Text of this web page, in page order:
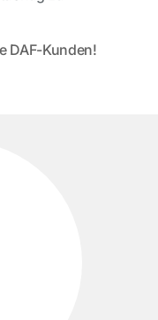
DAF-Kunden!